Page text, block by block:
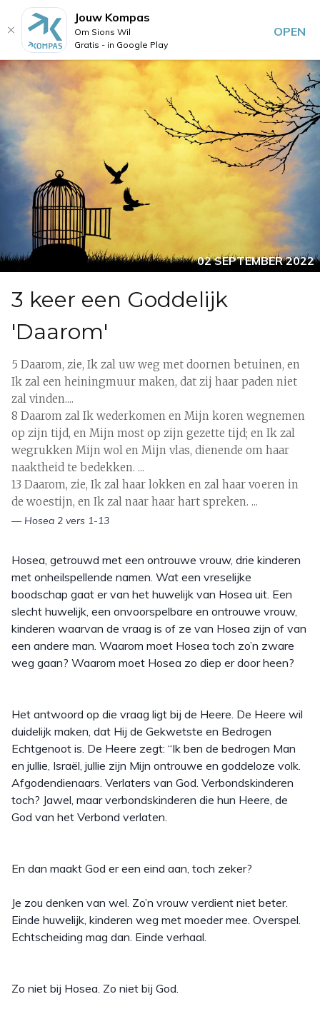
02 SEPTEMBER 2022
3 keer een Goddelijk
'Daarom'
5 Daarom, zie, Ik zal uw weg met doornen betuinen, en
Ik zal een heiningmuur maken, dat zij haar paden niet
zal vinden....
8 Daarom zal Ik wederkomen en Mijn koren wegnemen
op zijn tijd, en Mijn most op zijn gezette tijd; en Ik zal
wegrukken Mijn wol en Mijn vlas, dienende om haar
naaktheid te bedekken. ...
13 Daarom, zie, Ik zal haar lokken en zal haar voeren in
de woestijn, en Ik zal naar haar hart spreken. ...
— Hosea 2 vers 1-13
Hosea, getrouwd met een ontrouwe vrouw, drie kinderen
met onheilspellende namen. Wat een vreselijke
boodschap gaat er van het huwelijk van Hosea uit. Een
slecht huwelijk, een onvoorspelbare en ontrouwe vrouw,
kinderen waarvan de vraag is of ze van Hosea zijn of van
een andere man. Waarom moet Hosea toch zo’n zware
weg gaan? Waarom moet Hosea zo diep er door heen?
Het antwoord op die vraag ligt bij de Heere. De Heere wil
duidelijk maken, dat Hij de Gekwetste en Bedrogen
Echtgenoot is. De Heere zegt: “Ik ben de bedrogen Man
en jullie, Israël, jullie zijn Mijn ontrouwe en goddeloze volk.
Afgodendienaars. Verlaters van God. Verbondskinderen
toch? Jawel, maar verbondskinderen die hun Heere, de
God van het Verbond verlaten.
En dan maakt God er een eind aan, toch zeker?
Je zou denken van wel. Zo’n vrouw verdient niet beter.
Einde huwelijk, kinderen weg met moeder mee. Overspel.
Echtscheiding mag dan. Einde verhaal.
Zo niet bij Hosea. Zo niet bij God.
Jouw Kompas
Om Sions Wil
Gratis - in Google Play
OPEN